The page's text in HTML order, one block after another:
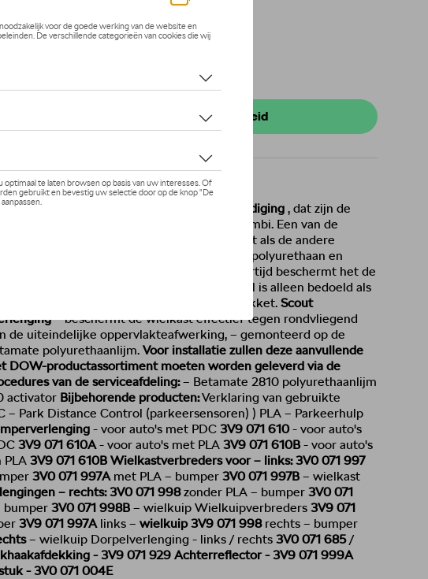
Contacteer uw dealer voor beschikbaarheid
buitenlook bescherming tegen beschadiging , dat zijn de
Scout-pakket voor de ŠKODA SUPERB Combi. Een van de
. Net als de andere
het pakket, is het gemaakt van hoogwaardig polyurethaan en
uitstraling van deze variant. Tegelijkertijd beschermt het de
vuil en rondvliegende stenen. Dit onderdeel is alleen bedoeld als
voor auto's met het SUPERB Scout pakket. Scout
– beschermt de wielkast effectief tegen rondvliegend
de uiteindelijke oppervlakteafwerking, – gemonteerd op de
polyurethaanlijm. Voor installatie zullen deze aanvullende
DOW-productassortiment moeten worden geleverd via de
van de serviceafdeling:– Betamate 2810 polyurethaanlijm
activator Bijbehorende producten:Verklaring van gebruikte
– Park Distance Control (parkeersensoren) ) PLA – Parkeerhulp
- voor auto's met PDC 3V9 071 610- voor auto's
3V9 071 610A- voor auto's met PLA 3V9 071 610B - voor auto's
PLA 3V9 071 610B Wielkastverbreders voor – links: 3V0 071 997
3V0 071 997Amet PLA – bumper 3V0 071 997B – wielkast
– rechts: 3V0 071 998zonder PLA – bumper 3V0 071
bumper 3V0 071 998B – wielkuip Wielkuipverbreders 3V9 071
3V9 071 997Alinks – wielkuip 3V9 071 998rechts – bumper
– wielkuip Dorpelverlenging - links / rechts 3V0 071 685/
- 3V9 071 929 Achterreflector - 3V9 071 999A
- 3V0 071 004E